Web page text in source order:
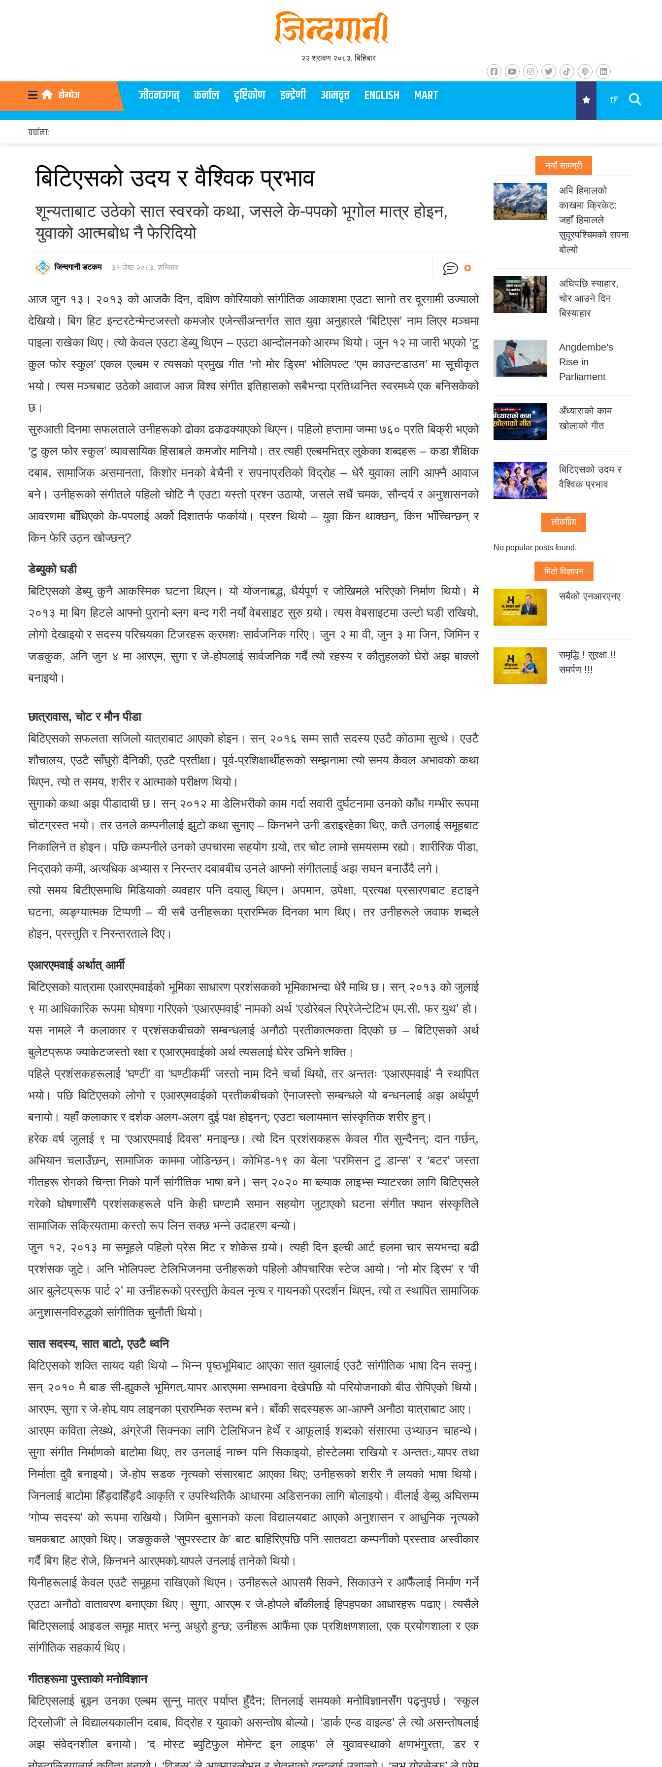
२२ श्रावण २०८३, बिहिबार
होमपेज जीवनजगत् कर्नाल दृष्टिकोण इन्द्रेणी आमवृत्त ENGLISH MART
चर्चामा:
बिटिएसको उदय र वैश्विक प्रभाव
शून्यताबाट उठेको सात स्वरको कथा, जसले के-पपको भूगोल मात्र होइन,
युवाको आत्मबोध नै फेरिदियो
जिन्दगानी डटकम ३१ जेष्ठ २०८३, शनिबार ०
आज जुन १३। २०१३ को आजकै दिन, दक्षिण कोरियाको सांगीतिक आकाशमा एउटा सानो तर दूरगामी उज्यालो
देखियो। बिग हिट इन्टरटेन्मेन्टजस्तो कमजोर एजेन्सीअन्तर्गत सात युवा अनुहारले ‘बिटिएस’ नाम लिएर मञ्चमा
पाइला राखेका थिए। त्यो केवल एउटा डेब्यु थिएन – एउटा आन्दोलनको आरम्भ थियो। जुन १२ मा जारी भएको ‘टु
कुल फोर स्कुल’ एकल एल्बम र त्यसको प्रमुख गीत ‘नो मोर ड्रिम’ भोलिपल्ट ‘एम काउन्टडाउन’ मा सूचीकृत
भयो। त्यस मञ्चबाट उठेको आवाज आज विश्व संगीत इतिहासको सबैभन्दा प्रतिध्वनित स्वरमध्ये एक बनिसकेको
छ।
सुरुआती दिनमा सफलताले उनीहरूको ढोका ढकढक्याएको थिएन। पहिलो हप्तामा जम्मा ७६० प्रति बिक्री भएको
‘टु कुल फोर स्कुल’ व्यावसायिक हिसाबले कमजोर मानियो। तर त्यही एल्बमभित्र लुकेका शब्दहरू – कडा शैक्षिक
दबाब, सामाजिक असमानता, किशोर मनको बेचैनी र सपनाप्रतिको विद्रोह – धेरै युवाका लागि आफ्नै आवाज
बने। उनीहरूको संगीतले पहिलो चोटि नै एउटा यस्तो प्रश्न उठायो, जसले सधैं चमक, सौन्दर्य र अनुशासनको
आवरणमा बाँधिएको के-पपलाई अर्को दिशातर्फ फर्कायो। प्रश्न थियो – युवा किन थाक्छन्, किन भाँच्चिन्छन् र
किन फेरि उठ्न खोज्छन्?
डेब्युको घडी
बिटिएसको डेब्यु कुनै आकस्मिक घटना थिएन। यो योजनाबद्ध, धैर्यपूर्ण र जोखिमले भरिएको निर्माण थियो। मे
२०१३ मा बिग हिटले आफ्नो पुरानो ब्लग बन्द गरी नयाँ वेबसाइट सुरु गर्‍यो। त्यस वेबसाइटमा उल्टो घडी राखियो,
लोगो देखाइयो र सदस्य परिचयका टिजरहरू क्रमशः सार्वजनिक गरिए। जुन २ मा वी, जुन ३ मा जिन, जिमिन र
जङकुक, अनि जुन ४ मा आरएम, सुगा र जे-होपलाई सार्वजनिक गर्दै त्यो रहस्य र कौतुहलको घेरो अझ बाक्लो
बनाइयो।
छात्रावास, चोट र मौन पीडा
बिटिएसको सफलता सजिलो यात्राबाट आएको होइन। सन् २०१६ सम्म सातै सदस्य एउटै कोठामा सुत्थे। एउटै
शौचालय, एउटै साँघुरो दैनिकी, एउटै प्रतीक्षा। पूर्व-प्रशिक्षार्थीहरूको सम्झनामा त्यो समय केवल अभावको कथा
थिएन, त्यो त समय, शरीर र आत्माको परीक्षण थियो।
सुगाको कथा अझ पीडादायी छ। सन् २०१२ मा डेलिभरीको काम गर्दा सवारी दुर्घटनामा उनको काँध गम्भीर रूपमा
चोटग्रस्त भयो। तर उनले कम्पनीलाई झुटो कथा सुनाए – किनभने उनी डराइरहेका थिए, कतै उनलाई समूहबाट
निकालिने त होइन। पछि कम्पनीले उनको उपचारमा सहयोग गर्‍यो, तर चोट लामो समयसम्म रह्यो। शारीरिक पीडा,
निद्राको कमी, अत्यधिक अभ्यास र निरन्तर दबाबबीच उनले आफ्नो संगीतलाई अझ सघन बनाउँदै लगे।
त्यो समय बिटीएसमाथि मिडियाको व्यवहार पनि दयालु थिएन। अपमान, उपेक्षा, प्रत्यक्ष प्रसारणबाट हटाइने
घटना, व्यङ्ग्यात्मक टिप्पणी – यी सबै उनीहरूका प्रारम्भिक दिनका भाग थिए। तर उनीहरूले जवाफ शब्दले
होइन, प्रस्तुति र निरन्तरताले दिए।
एआरएमवाई अर्थात् आर्मी
बिटिएसको यात्रामा एआरएमवाईको भूमिका साधारण प्रशंसकको भूमिकाभन्दा धेरै माथि छ। सन् २०१३ को जुलाई
९ मा आधिकारिक रूपमा घोषणा गरिएको ‘एआरएमवाई’ नामको अर्थ ‘एडोरेबल रिप्रेजेन्टेटिभ एम.सी. फर युथ’ हो।
यस नामले नै कलाकार र प्रशंसकबीचको सम्बन्धलाई अनौठो प्रतीकात्मकता दिएको छ – बिटिएसको अर्थ
बुलेटप्रूफ ज्याकेटजस्तो रक्षा र एआरएमवाईको अर्थ त्यसलाई घेरेर उभिने शक्ति।
पहिले प्रशंसकहरूलाई ‘घण्टी’ वा ‘घण्टीकर्मी’ जस्तो नाम दिने चर्चा थियो, तर अन्ततः ‘एआरएमवाई’ नै स्थापित
भयो। पछि बिटिएसको लोगो र एआरएमवाईको प्रतीकबीचको ऐनाजस्तो सम्बन्धले यो बन्धनलाई अझ अर्थपूर्ण
बनायो। यहाँ कलाकार र दर्शक अलग-अलग दुई पक्ष होइनन्; एउटा चलायमान सांस्कृतिक शरीर हुन्।
हरेक वर्ष जुलाई ९ मा ‘एआरएमवाई दिवस’ मनाइन्छ। त्यो दिन प्रशंसकहरू केवल गीत सुन्दैनन्; दान गर्छन्,
अभियान चलाउँछन्, सामाजिक काममा जोडिन्छन्। कोभिड-१९ का बेला ‘परमिसन टु डान्स’ र ‘बटर’ जस्ता
गीतहरू रोगको चिन्ता निको पार्ने सांगीतिक भाषा बने। सन् २०२० मा ब्ल्याक लाइभ्स म्याटरका लागि बिटिएसले
गरेको घोषणासँगै प्रशंसकहरूले पनि केही घण्टामै समान सहयोग जुटाएको घटना संगीत फ्यान संस्कृतिले
सामाजिक सक्रियतामा कस्तो रूप लिन सक्छ भन्ने उदाहरण बन्यो।
जुन १२, २०१३ मा समूहले पहिलो प्रेस मिट र शोकेस गर्‍यो। त्यही दिन इल्ची आर्ट हलमा चार सयभन्दा बढी
प्रशंसक जुटे। अनि भोलिपल्ट टेलिभिजनमा उनीहरूको पहिलो औपचारिक स्टेज आयो। ‘नो मोर ड्रिम’ र ‘वी
आर बुलेटप्रूफ पार्ट २’ मा उनीहरूको प्रस्तुति केवल नृत्य र गायनको प्रदर्शन थिएन, त्यो त स्थापित सामाजिक
अनुशासनविरुद्धको सांगीतिक चुनौती थियो।
सात सदस्य, सात बाटो, एउटै ध्वनि
बिटिएसको शक्ति सायद यही थियो – भिन्न पृष्ठभूमिबाट आएका सात युवालाई एउटै सांगीतिक भाषा दिन सक्नु।
सन् २०१० मै बाङ सी-ह्युकले भूमिगत र्‍यापर आरएममा सम्भावना देखेपछि यो परियोजनाको बीउ रोपिएको थियो।
आरएम, सुगा र जे-होप र्‍याप लाइनका प्रारम्भिक स्तम्भ बने। बाँकी सदस्यहरू आ-आफ्नै अनौठा यात्राबाट आए।
आरएम कविता लेख्थे, अंग्रेजी सिक्नका लागि टेलिभिजन हेर्थे र आफूलाई शब्दको संसारमा उभ्याउन चाहन्थे।
सुगा संगीत निर्माणको बाटोमा थिए, तर उनलाई नाच्न पनि सिकाइयो, होस्टेलमा राखियो र अन्ततः र्‍यापर तथा
निर्माता दुवै बनाइयो। जे-होप सडक नृत्यको संसारबाट आएका थिए; उनीहरूको शरीर नै लयको भाषा थियो।
जिनलाई बाटोमा हिँड्दाहिँड्दै आकृति र उपस्थितिकै आधारमा अडिसनका लागि बोलाइयो। वीलाई डेब्यु अघिसम्म
‘गोप्य सदस्य’ को रूपमा राखियो। जिमिन बुसानको कला विद्यालयबाट आएको अनुशासन र आधुनिक नृत्यको
चमकबाट आएको थिए। जङकुकले ‘सुपरस्टार के’ बाट बाहिरिएपछि पनि सातवटा कम्पनीको प्रस्ताव अस्वीकार
गर्दै बिग हिट रोजे, किनभने आरएमको र्‍यापले उनलाई तानेको थियो।
यिनीहरूलाई केवल एउटै समूहमा राखिएको थिएन। उनीहरूले आपसमै सिक्ने, सिकाउने र आफैँलाई निर्माण गर्ने
एउटा अनौठो वातावरण बनाएका थिए। सुगा, आरएम र जे-होपले बाँकीलाई हिपहपका आधारहरू पढाए। त्यसैले
बिटिएसलाई आइडल समूह मात्र भन्नु अधुरो हुन्छ; उनीहरू आफैंमा एक प्रशिक्षणशाला, एक प्रयोगशाला र एक
सांगीतिक सहकार्य थिए।
गीतहरूमा पुस्ताको मनोविज्ञान
बिटिएसलाई बुझ्न उनका एल्बम सुन्नु मात्र पर्याप्त हुँदैन; तिनलाई समयको मनोविज्ञानसँग पढ्नुपर्छ। ‘स्कुल
ट्रिलोजी’ ले विद्यालयकालीन दबाब, विद्रोह र युवाको असन्तोष बोल्यो। ‘डार्क एन्ड वाइल्ड’ ले त्यो असन्तोषलाई
अझ संवेदनशील बनायो। ‘द मोस्ट ब्युटिफुल मोमेन्ट इन लाइफ’ ले युवावस्थाको क्षणभंगुरता, डर र
नयाँ सामग्री
अपि हिमालको
काखमा क्रिकेट:
जहाँ हिमालले
सुदूरपश्चिमको सपना
बोल्यो
अघिपछि स्याहार,
चोर आउने दिन
बिस्याहार
Angdembe’s
Rise in
Parliament
अँध्याराको काम
खोलाको गीत
बिटिएसको उदय र
वैश्विक प्रभाव
लोकप्रिय
No popular posts found.
मिठो विज्ञापन
सबैको एनआरएनए
समृद्धि ! सुरक्षा !!
समर्पण !!!